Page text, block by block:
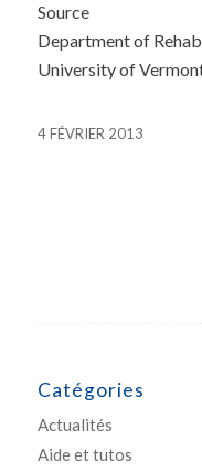
Source
Department of
University of
4 FÉVRIER 2013
Catégories
Actualités
Aide et tutos